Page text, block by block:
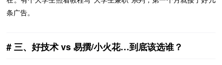
条广告。
三、好技术 vs 易撰/小火花…到底该选谁？